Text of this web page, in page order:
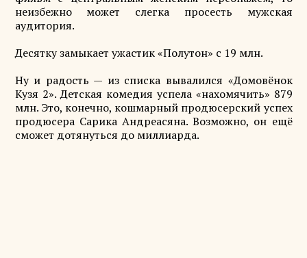
неизбежно может слегка просесть мужская
аудитория.
Десятку замыкает ужастик «Полутон» с 19 млн.
Ну и радость — из списка вывалился «Домовёнок
Кузя 2». Детская комедия успела «нахомячить» 879
млн. Это, конечно, кошмарный продюсерский успех
продюсера Сарика Андреасяна. Возможно, он ещё
сможет дотянуться до миллиарда.